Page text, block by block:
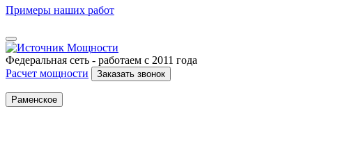
Примеры наших работ
Федеральная сеть - работаем с 2011 года
Расчет мощности
Заказать звонок
Раменское